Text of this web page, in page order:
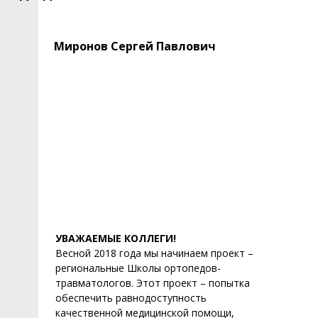
Миронов Сергей Павлович
УВАЖАЕМЫЕ КОЛЛЕГИ!
Весной 2018 года мы начинаем проект –
региональные Школы ортопедов-
травматологов. Этот проект – попытка
обеспечить равнодоступность
качественной медицинской помощи,